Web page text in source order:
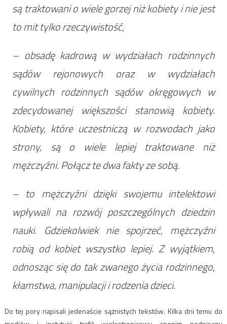
są traktowani o wiele gorzej niż kobiety i nie jest
to mit tylko rzeczywistość,
– obsadę kadrową w wydziałach rodzinnych
sądów rejonowych oraz w wydziałach
cywilnych rodzinnych sądów okręgowych w
zdecydowanej większości stanowią kobiety.
Kobiety, które uczestniczą w rozwodach jako
strony, są o wiele lepiej traktowane niż
mężczyźni. Połącz te dwa fakty ze sobą.
– to mężczyźni dzięki swojemu intelektowi
wpływali na rozwój poszczególnych dziedzin
nauki. Gdziekolwiek nie spojrzeć, mężczyźni
robią od kobiet wszystko lepiej. Z wyjątkiem,
odnosząc się do tak zwanego życia rodzinnego,
kłamstwa, manipulacji i rodzenia dzieci.
Do tej pory napisali jedenaście sążnistych tekstów. Kilka dni temu do